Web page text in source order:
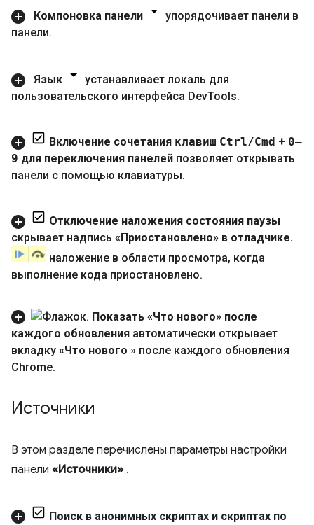
Компоновка панели
упорядочивает панели в
панели.
Язык
устанавливает локаль для
пользовательского интерфейса DevTools.
Включение сочетания клавиш Ctrl/Cmd + 0–
9 для переключения панелей позволяет открывать
панели с помощью клавиатуры.
Отключение наложения состояния паузы
скрывает надпись «Приостановлено» в отладчике.
наложение в области просмотра, когда
выполнение кода приостановлено.
Показать «Что нового» после
каждого обновления автоматически открывает
вкладку «Что нового » после каждого обновления
Chrome.
Источники
В этом разделе перечислены параметры настройки
панели «Источники» .
Поиск в анонимных скриптах и ​​скриптах по